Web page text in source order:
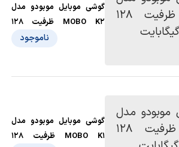
گوشی موبایل موبودو مدل
MOBO K2 ظرفیت 128
ناموجود
گوشی موبایل موبودو مدل
MOBO K1 ظرفیت 128